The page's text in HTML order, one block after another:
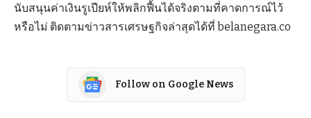
นับสนุนค่าเงินรูเปียห์ให้พลิกฟื้นได้จริงตามที่คาดการณ์ไว้
หรือไม่ ติดตามข่าวสารเศรษฐกิจล่าสุดได้ที่ belanegara.co
Follow on Google News